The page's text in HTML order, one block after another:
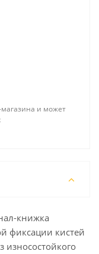
магазина и может
книжка
фиксации кистей
износостойкого